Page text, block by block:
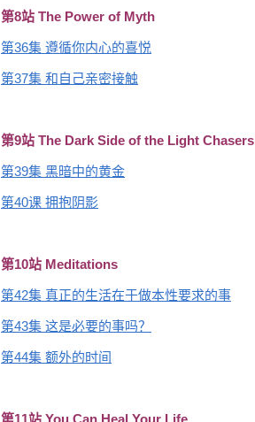
第8站 The Power of Myth
第36集 遵循你内心的喜悦
第37集 和自己亲密接触
第9站 The Dark Side of the Light Chasers
第39集 黑暗中的黄金
第40课 拥抱阴影
第10站 Meditations
第42集 真正的生活在于做本性要求的事
第43集 这是必要的事吗？
第44集 额外的时间